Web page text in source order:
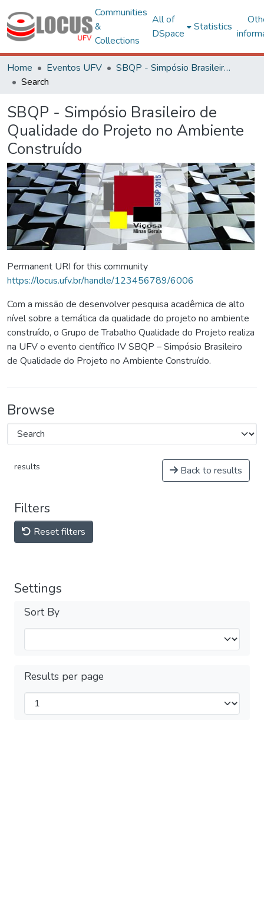
Communities
&
Collections
All of
DSpace
Statistics
Home Eventos UFV
SBQP - Simpósio Brasileiro de Qualidade do Projeto no Ambiente Construído
Search
SBQP - Simpósio Brasileiro de
Qualidade do Projeto no Ambiente
Construído
Permanent URI for this community
https://locus.ufv.br/handle/123456789/6006
Com a missão de desenvolver pesquisa acadêmica de alto
nível sobre a temática da qualidade do projeto no ambiente
construído, o Grupo de Trabalho Qualidade do Projeto realiza
na UFV o evento científico IV SBQP – Simpósio Brasileiro
de Qualidade do Projeto no Ambiente Construído.
Browse
results Back to results
Filters
Reset filters
Settings
Sort By
Results per page